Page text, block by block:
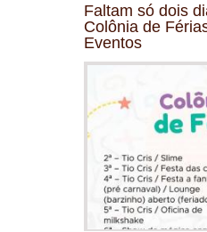
Faltam só dois
Colônia de
Eventos